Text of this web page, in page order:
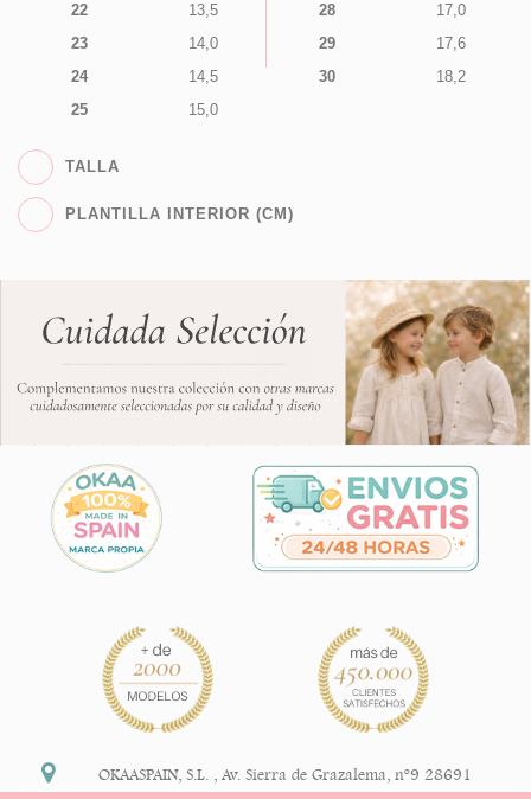
22
13,5
23
14,0
24
14,5
25
15,0
28
17,0
29
17,6
30
18,2
TALLA
PLANTILLA INTERIOR (CM)
OKAASPAIN, S.L. ,Av. Sierra de Grazalema, nº9 28691